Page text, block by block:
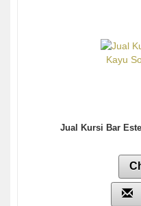
Jual Kursi Bar